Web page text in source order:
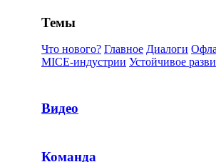
Темы
Что нового? Главное Диалоги
MICE-индустрии Устойчивое
Видео
Команда